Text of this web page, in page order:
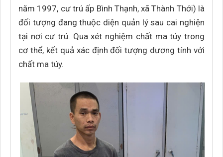
năm 1997, cư trú ấp Bình Thạnh, xã Thành Thới) là
đối tượng đang thuộc diện quản lý sau cai nghiện
tại nơi cư trú. Qua xét nghiệm chất ma túy trong
cơ thể, kết quả xác định đối tượng dương tính với
chất ma túy.